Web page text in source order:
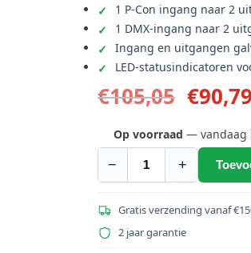
1 P-Con ingang naar 2
1 DMX-ingang naar 2
Ingang en uitgangen
LED-statusindicatoren
€105,05
was:
€90,79
Op voorraad — vandaag
−
EUROLITE
Stroomverdeler
2x2
+
Gratis verzending vanaf
2 jaar garantie